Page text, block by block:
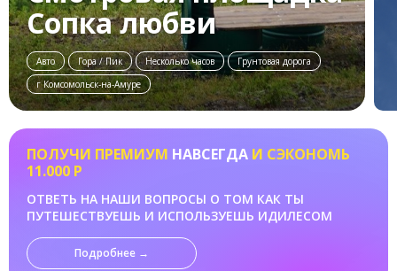
Сопка любви
Авто Гора / Пик Несколько часов
Грунтовая дорога
г Комсомольск-на-Амуре
ПОЛУЧИ ПРЕМИУМ НАВСЕГДА И СЭКОНОМЬ
11.000 Р
ОТВЕТЬ НА НАШИ ВОПРОСЫ О ТОМ КАК ТЫ
ПУТЕШЕСТВУЕШЬ И ИСПОЛЬЗУЕШЬ ИДИЛЕСОМ
Подробнее →